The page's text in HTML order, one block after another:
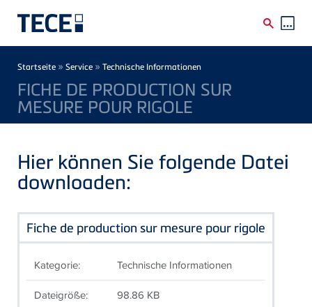
Breadcrumb
Startseite » Service » Technische Informationen
FICHE DE PRODUCTION SUR
MESURE POUR RIGOLE
Hier können Sie folgende Datei
downloaden:
Fiche de production sur mesure pour rigole
Kategorie: Technische Informationen
Dateigröße: 98.86 KB